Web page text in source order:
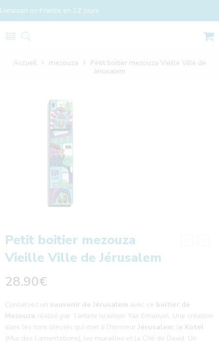
Livraison en France en 12 jours
Accueil mezouza
Petit boitier mezouza Vieille Ville de
Jérusalem
Petit boitier mezouza
Vieille Ville de Jérusalem
28.90€
Conservez un souvenir de Jérusalem avec ce boitier de
Mezouza réalisé par l’artiste israélien Yaïr Emanuel. Une création
dans les tons bleutés qui met à l’honneur Jérusalem: le Kotel
(Mur des Lamentations), les murailles et la Cité de David. Un